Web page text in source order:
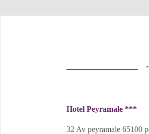
Hotel Peyramale ***
32 Av peyramale 65100